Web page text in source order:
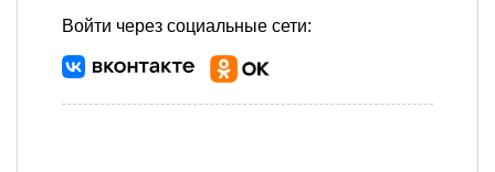
Войти через социальные сети: